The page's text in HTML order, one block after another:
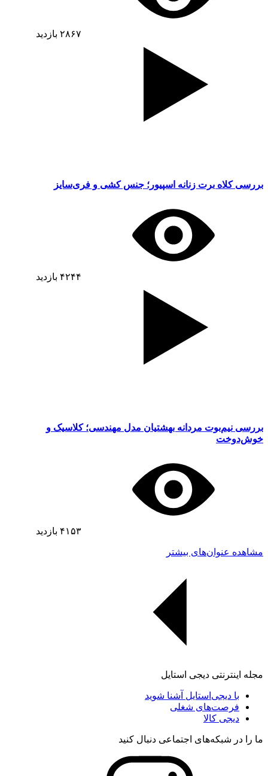
۲۸۶۷ بازدید
بررسی کلاه برت زنانه اسپیور؛ جنس کشی و فری‌سایز
۴۲۴۴ بازدید
بررسی نیم‌بوت مردانه بهشتیان مدل مهندسی؛ کلاسیک و
خوش‌دوخت
۴۱۵۳ بازدید
مشاهده عنوان‌های بیشتر
مجله اینترنتی دیجی استایل
با دیجی‌استایل آشنا شوید
فرصت‌های شغلی
دیجی کالا
ما را در شبکه‌های اجتماعی دنبال کنید